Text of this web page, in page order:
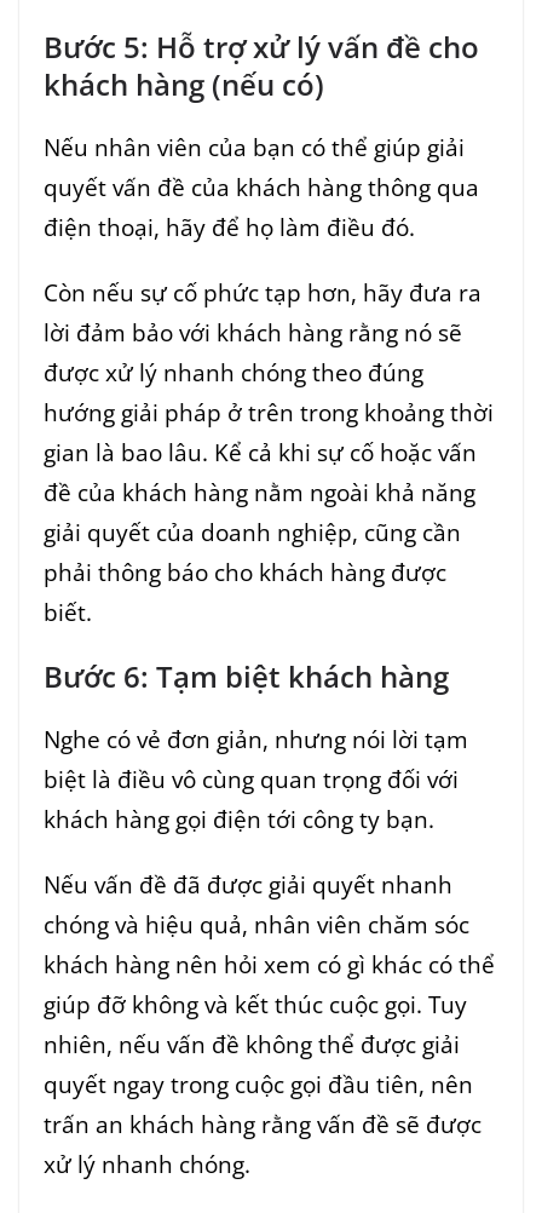
Bước 5: Hỗ trợ xử lý vấn đề cho
khách hàng (nếu có)
Nếu nhân viên của bạn có thể giúp giải
quyết vấn đề của khách hàng thông qua
điện thoại, hãy để họ làm điều đó.
Còn nếu sự cố phức tạp hơn, hãy đưa ra
lời đảm bảo với khách hàng rằng nó sẽ
được xử lý nhanh chóng theo đúng
hướng giải pháp ở trên trong khoảng thời
gian là bao lâu. Kể cả khi sự cố hoặc vấn
đề của khách hàng nằm ngoài khả năng
giải quyết của doanh nghiệp, cũng cần
phải thông báo cho khách hàng được
biết.
Bước 6: Tạm biệt khách hàng
Nghe có vẻ đơn giản, nhưng nói lời tạm
biệt là điều vô cùng quan trọng đối với
khách hàng gọi điện tới công ty bạn.
Nếu vấn đề đã được giải quyết nhanh
chóng và hiệu quả, nhân viên chăm sóc
khách hàng nên hỏi xem có gì khác có thể
giúp đỡ không và kết thúc cuộc gọi. Tuy
nhiên, nếu vấn đề không thể được giải
quyết ngay trong cuộc gọi đầu tiên, nên
trấn an khách hàng rằng vấn đề sẽ được
xử lý nhanh chóng.